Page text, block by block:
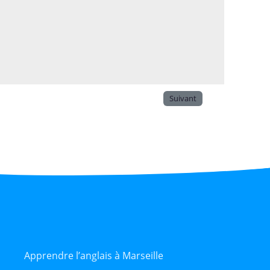
Suivant
Apprendre l’anglais à Marseille